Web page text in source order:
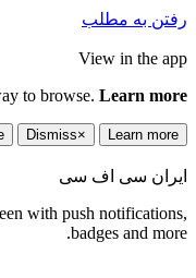
رفتن به مطلب
View in the app
to browse. Learn more
Learn more
×
Dismiss
ایران سی اف سی
with push notifications,
badges and more.